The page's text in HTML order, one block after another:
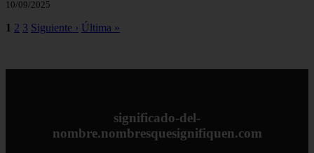
10/09/2025
1 2 3 Siguiente › Última »
significado-del-
nombre.nombresquesignifiquen.com